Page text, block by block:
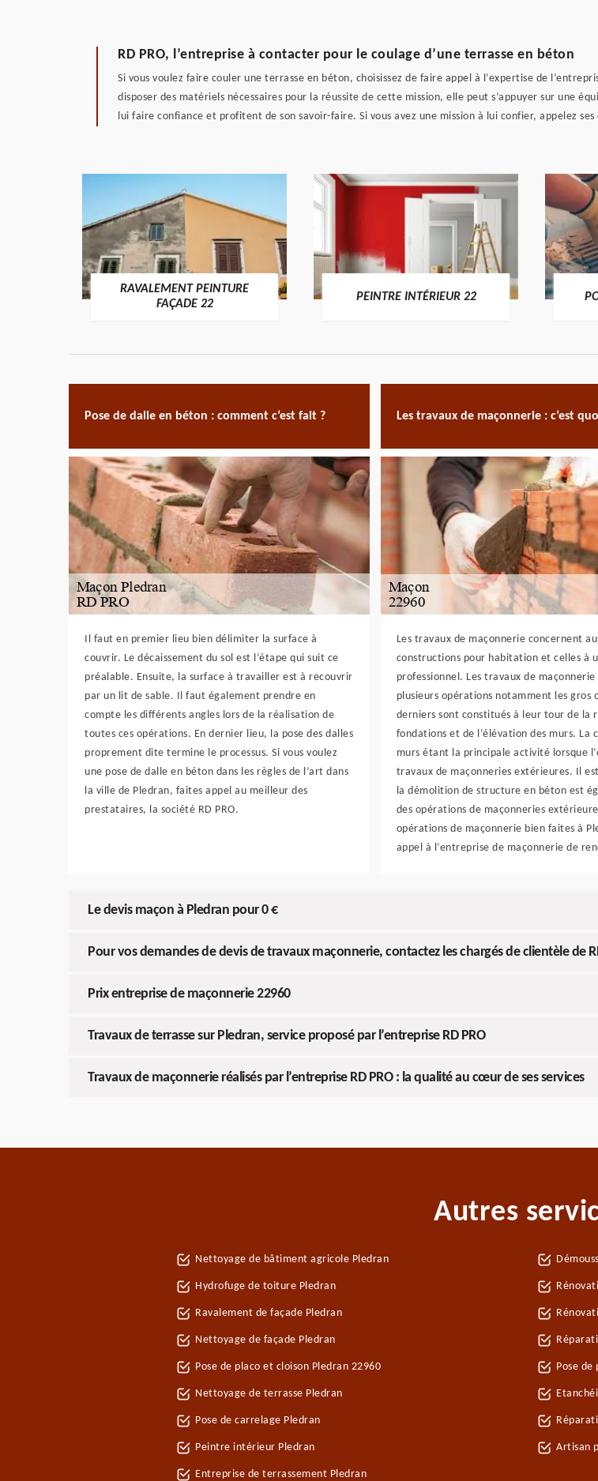
RD PRO, l’entreprise à contacter pour le coulage d’une terrasse en béton
Si vous voulez faire couler une terrasse en béton, choisissez de faire appel à l’expertise de
disposer des matériels nécessaires pour la réussite de cette mission, elle peut s’appuyer sur une
lui faire confiance et profitent de son savoir-faire. Si vous avez une mission à lui confier, appelez
RAVALEMENT PEINTURE
FAÇADE 22
PEINTRE INTÉRIEUR 22
Pose de dalle en béton : comment c’est fait ?
Il faut en premier lieu bien délimiter la surface à
couvrir. Le décaissement du sol est l’étape qui suit ce
préalable. Ensuite, la surface à travailler est à recouvrir
par un lit de sable. Il faut également prendre en
compte les différents angles lors de la réalisation de
toutes ces opérations. En dernier lieu, la pose des dalles
proprement dite termine le processus. Si vous voulez
une pose de dalle en béton dans les règles de l’art dans
la ville de Pledran, faites appel au meilleur des
prestataires, la société RD PRO.
Les travaux de maçonnerie : c’est
Les travaux de maçonnerie concernent
constructions pour habitation et celles à
professionnel. Les travaux de
plusieurs opérations notamment les gros
derniers sont constitués à leur tour de la
fondations et de l’élévation des murs. La
murs étant la principale activité lorsque
travaux de maçonneries extérieures. Il
la démolition de structure en béton est
des opérations de maçonneries
opérations de maçonnerie bien faites à
appel à l’entreprise de maçonnerie de
Le devis maçon à Pledran pour 0 €
Pour vos demandes de devis de travaux maçonnerie, contactez les chargés de clientèle de
Prix entreprise de maçonnerie 22960
Travaux de terrasse sur Pledran, service proposé par l’entreprise RD PRO
Travaux de maçonnerie réalisés par l’entreprise RD PRO : la qualité au cœur de ses services
Autres
Nettoyage de bâtiment agricole Pledran
Hydrofuge de toiture Pledran
Ravalement de façade Pledran
Nettoyage de façade Pledran
Pose de placo et cloison Pledran 22960
Nettoyage de terrasse Pledran
Pose de carrelage Pledran
Peintre intérieur Pledran
Entreprise de terrassement Pledran
Pose de
Artisan